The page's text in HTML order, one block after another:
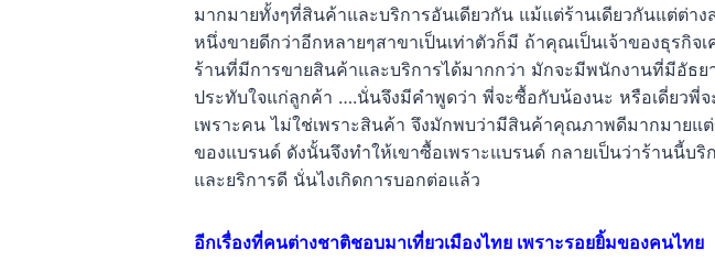
มากมายทั้งๆที่สินค้าและบริการอันเดียวกัน แม้แต่ร้านเดียวกันแต่ต่
หนึ่งขายดีกว่าอีกหลายๆสาขาเป็นเท่าตัวก็มี ถ้าคุณเป็นเจ้าของธุรกิ
ร้านที่มีการขายสินค้าและบริการได้มากกว่า มักจะมีพนักงานที่มีอัธ
ประทับใจแก่ลูกค้า ….นั่นจึงมีคำพูดว่า พี่จะซื้อกับน้องนะ หรือเดี่ยวพี่
เพราะคน ไม่ใช่เพราะสินค้า จึงมักพบว่ามีสินค้าคุณภาพดีมากมายแ
ของแบรนด์ ดังนั้นจึงทำให้เขาซื้อเพราะแบรนด์ กลายเป็นว่าร้านนี้
และยริการดี นั่นไงเกิดการบอกต่อแล้ว
อีกเรื่องที่คนต่างชาติชอบมาเที่ยวเมืองไทย เพราะรอยยิ้มของคนไทย